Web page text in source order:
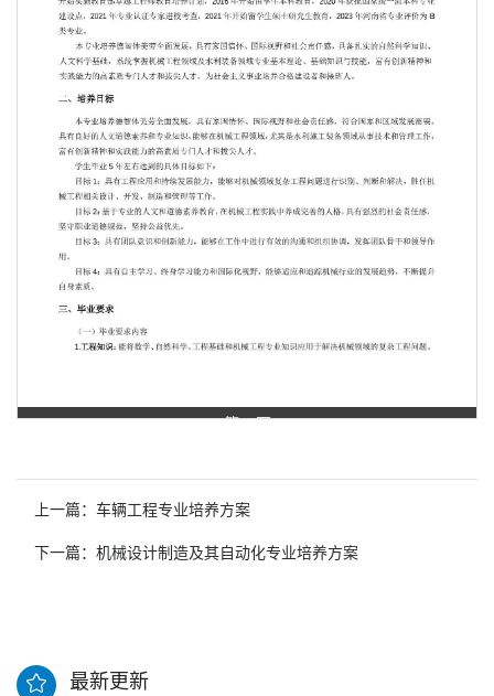
第 1 页
上一篇：车辆工程专业培养方案
下一篇：机械设计制造及其自动化专业培养方案
最新更新